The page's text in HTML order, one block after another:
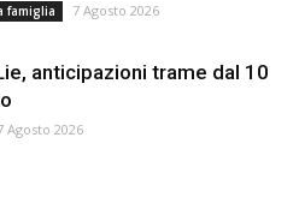
famiglia 7 Agosto 2026
anticipazioni trame dal 10
Agosto 2026